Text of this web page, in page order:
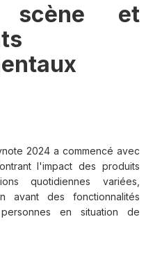
et
2024 a commencé avec
l'impact des produits
quotidiennes variées,
avant des fonctionnalités
en situation de